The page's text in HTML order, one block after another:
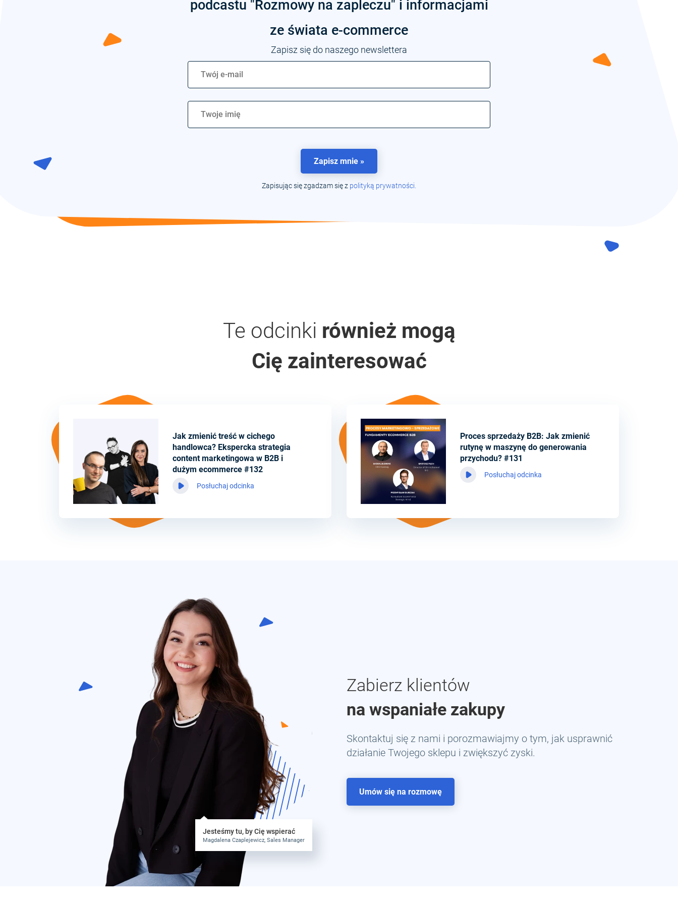
podcastu "Rozmowy na zapleczu" i informacjami
ze świata e-commerce
Zapisz się do naszego newslettera
Zapisz mnie »
Zapisując się zgadzam się z polityką prywatności.
Te odcinki również mogą
Cię zainteresować
Jak zmienić treść w cichego
handlowca? Ekspercka strategia
content marketingowa w B2B i
dużym ecommerce #132
Posłuchaj odcinka
Proces sprzedaży B2B: Jak zmienić
rutynę w maszynę do generowania
przychodu? #131
Posłuchaj odcinka
Zabierz klientów
na wspaniałe zakupy
Skontaktuj się z nami i porozmawiajmy o tym, jak usprawnić
działanie Twojego sklepu i zwiększyć zyski.
Umów się na rozmowę
Jesteśmy tu, by Cię wspierać
Magdalena Czaplejewicz, Sales Manager